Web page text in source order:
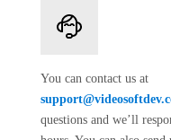
You can contact us at
questions and we’ll